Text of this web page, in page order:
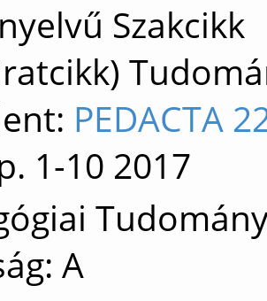
Szakcikk
PEDACTA
1-10 2017
A